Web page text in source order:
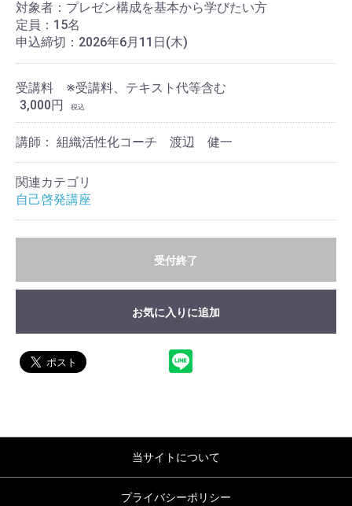
対象者：プレゼン構成を基本から学びたい方
定員：15名
申込締切：2026年6月11日(木)
受講料 ※受講料、テキスト代等含む
3,000円
税込
講師： 組織活性化コーチ 渡辺 健一
関連カテゴリ
自己啓発講座
受付終了
お気に入りに追加
当サイトについて
プライバシーポリシー